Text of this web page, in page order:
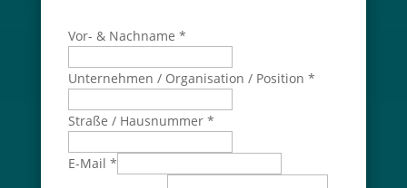
Vor- & Nachname *
Unternehmen / Organisation / Position *
Straße / Hausnummer *
E-Mail *